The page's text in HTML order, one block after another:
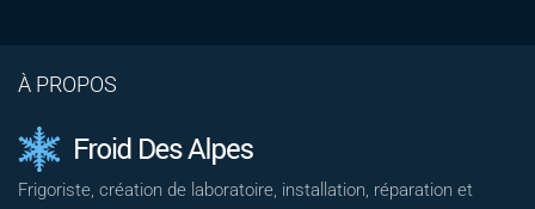
À PROPOS
Frigoriste, création de laboratoire, installation, réparation et